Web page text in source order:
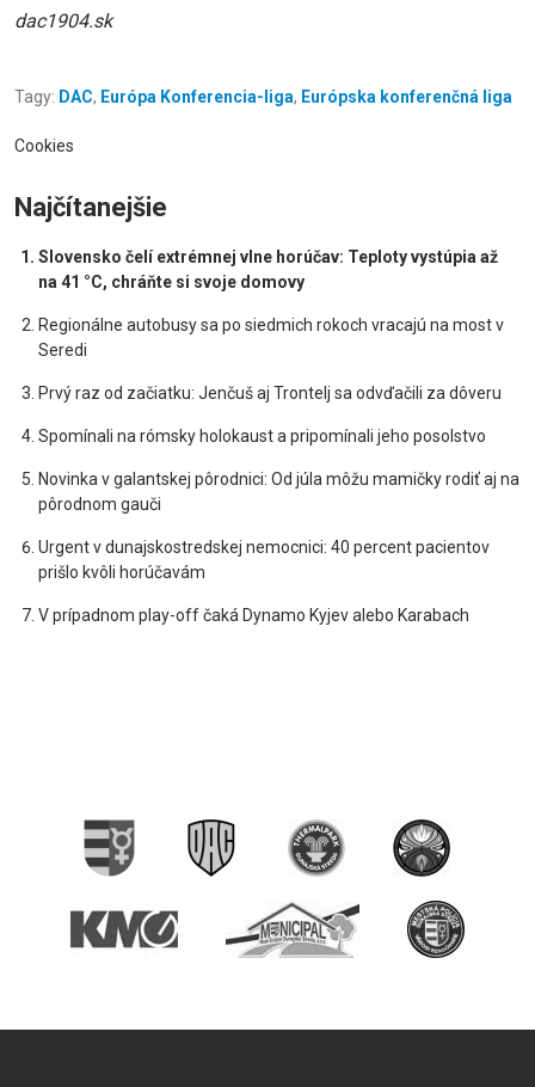
dac1904.sk
Tagy: DAC, Európa Konferencia-liga, Európska konferenčná liga
Cookies
Najčítanejšie
Slovensko čelí extrémnej vlne horúčav: Teploty vystúpia až
na 41 °C, chráňte si svoje domovy
Regionálne autobusy sa po siedmich rokoch vracajú na most v
Seredi
Prvý raz od začiatku: Jenčuš aj Trontelj sa odvďačili za dôveru
Spomínali na rómsky holokaust a pripomínali jeho posolstvo
Novinka v galantskej pôrodnici: Od júla môžu mamičky rodiť aj na
pôrodnom gauči
Urgent v dunajskostredskej nemocnici: 40 percent pacientov
prišlo kvôli horúčavám
V prípadnom play-off čaká Dynamo Kyjev alebo Karabach